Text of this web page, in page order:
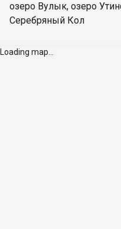
озеро Вулык, озеро
Серебряный Кол
Loading map...